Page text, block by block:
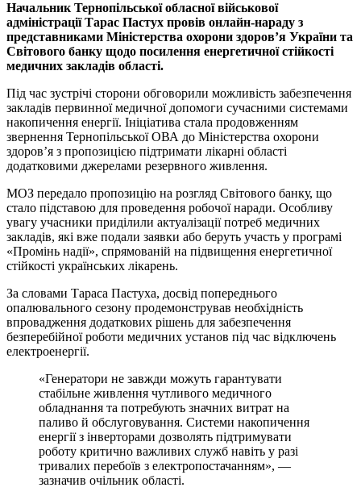
Начальник Тернопільської обласної військової
адміністрації Тарас Пастух провів онлайн-нараду з
представниками Міністерства охорони здоров’я України та
Світового банку щодо посилення енергетичної стійкості
медичних закладів області.
Під час зустрічі сторони обговорили можливість забезпечення
закладів первинної медичної допомоги сучасними системами
накопичення енергії. Ініціатива стала продовженням
звернення Тернопільської ОВА до Міністерства охорони
здоров’я з пропозицією підтримати лікарні області
додатковими джерелами резервного живлення.
МОЗ передало пропозицію на розгляд Світового банку, що
стало підставою для проведення робочої наради. Особливу
увагу учасники приділили актуалізації потреб медичних
закладів, які вже подали заявки або беруть участь у програмі
«Промінь надії», спрямованій на підвищення енергетичної
стійкості українських лікарень.
За словами Тараса Пастуха, досвід попереднього
опалювального сезону продемонстрував необхідність
впровадження додаткових рішень для забезпечення
безперебійної роботи медичних установ під час відключень
електроенергії.
«Генератори не завжди можуть гарантувати
стабільне живлення чутливого медичного
обладнання та потребують значних витрат на
паливо й обслуговування. Системи накопичення
енергії з інверторами дозволять підтримувати
роботу критично важливих служб навіть у разі
тривалих перебоїв з електропостачанням», —
зазначив очільник області.